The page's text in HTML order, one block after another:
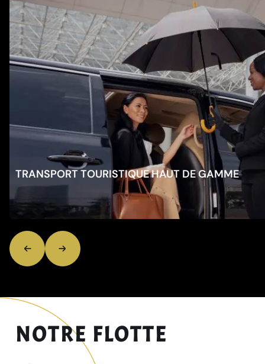
TRANSPORT TOURISTIQUE HAUT DE GAMME
Découvrez la Suisse et l'Europe dans un confort inégalé.
NOTRE FLOTTE